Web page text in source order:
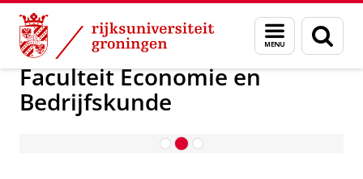
Skip
Content
Skip
Navigation
Menu
en
zoeken
Over ons Faculteit Economie en Bedrijfskunde
Faculteit Economie en
Bedrijfskunde
Faculteit Economie en Bedrijfskunde